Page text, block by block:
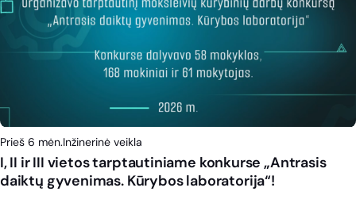
Prieš 6 mėn.Inžinerinė veikla
I, II ir III vietos tarptautiniame konkurse „Antrasis
daiktų gyvenimas. Kūrybos laboratorija“!